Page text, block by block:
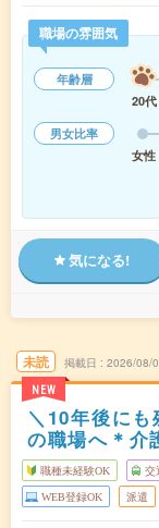
職場の雰囲気
年齢層
20代
男女比率
女性
気になる!
未読
NEW
掲載日 2026/08/
＼10年後に
の職場へ＊介
職種未経験OK 交
WEB登録OK 派遣